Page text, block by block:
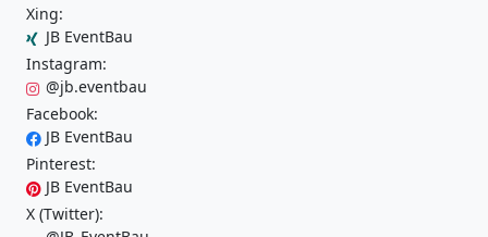
Xing:
JB EventBau
Instagram:
@jb.eventbau
Facebook:
JB EventBau
Pinterest:
JB EventBau
X (Twitter):